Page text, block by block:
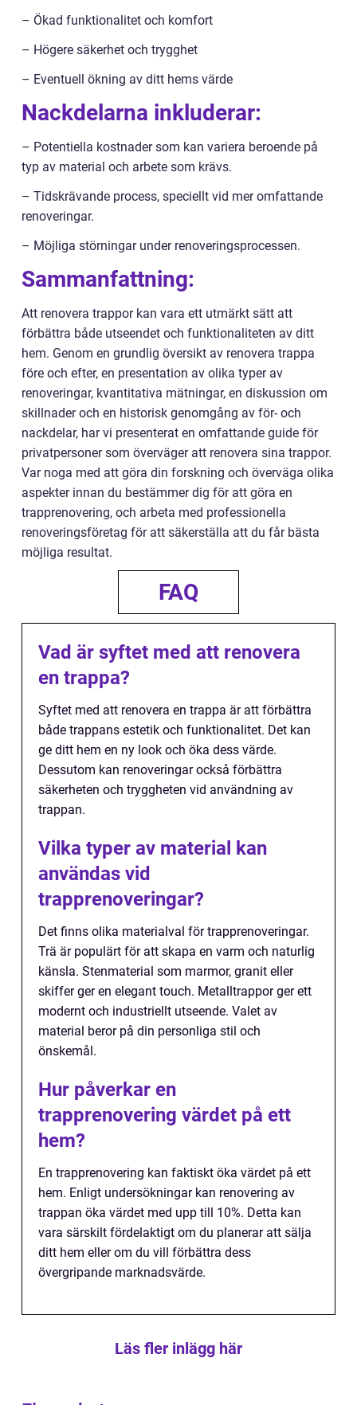
– Ökad funktionalitet och komfort
– Högere säkerhet och trygghet
– Eventuell ökning av ditt hems värde
Nackdelarna inkluderar:
– Potentiella kostnader som kan variera beroende på
typ av material och arbete som krävs.
– Tidskrävande process, speciellt vid mer omfattande
renoveringar.
– Möjliga störningar under renoveringsprocessen.
Sammanfattning:
Att renovera trappor kan vara ett utmärkt sätt att
förbättra både utseendet och funktionaliteten av ditt
hem. Genom en grundlig översikt av renovera trappa
före och efter, en presentation av olika typer av
renoveringar, kvantitativa mätningar, en diskussion om
skillnader och en historisk genomgång av för- och
nackdelar, har vi presenterat en omfattande guide för
privatpersoner som överväger att renovera sina trappor.
Var noga med att göra din forskning och överväga olika
aspekter innan du bestämmer dig för att göra en
trapprenovering, och arbeta med professionella
renoveringsföretag för att säkerställa att du får bästa
möjliga resultat.
FAQ
Vad är syftet med att renovera
en trappa?
Syftet med att renovera en trappa är att förbättra
både trappans estetik och funktionalitet. Det kan
ge ditt hem en ny look och öka dess värde.
Dessutom kan renoveringar också förbättra
säkerheten och tryggheten vid användning av
trappan.
Vilka typer av material kan
användas vid
trapprenoveringar?
Det finns olika materialval för trapprenoveringar.
Trä är populärt för att skapa en varm och naturlig
känsla. Stenmaterial som marmor, granit eller
skiffer ger en elegant touch. Metalltrappor ger ett
modernt och industriellt utseende. Valet av
material beror på din personliga stil och
önskemål.
Hur påverkar en
trapprenovering värdet på ett
hem?
En trapprenovering kan faktiskt öka värdet på ett
hem. Enligt undersökningar kan renovering av
trappan öka värdet med upp till 10%. Detta kan
vara särskilt fördelaktigt om du planerar att sälja
ditt hem eller om du vill förbättra dess
övergripande marknadsvärde.
Läs fler inlägg här